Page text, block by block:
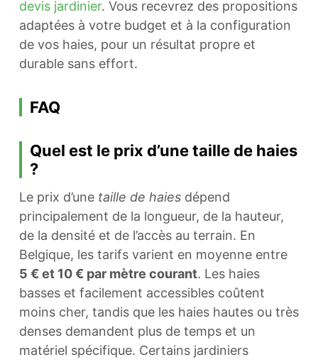
devis jardinier. Vous recevrez des propositions
adaptées à votre budget et à la configuration
de vos haies, pour un résultat propre et
durable sans effort.
FAQ
Quel est le prix d’une taille de haies
?
Le prix d’une taille de haiesdépend
principalement de la longueur, de la hauteur,
de la densité et de l’accès au terrain. En
Belgique, les tarifs varient en moyenne entre
5 € et 10 € par mètre courant. Les haies
basses et facilement accessibles coûtent
moins cher, tandis que les haies hautes ou très
denses demandent plus de temps et un
matériel spécifique. Certains jardiniers